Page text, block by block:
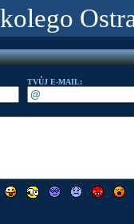
TVŮJ E-MAIL: